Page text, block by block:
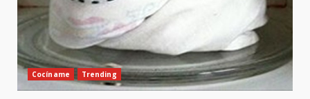
Cocíname Trending